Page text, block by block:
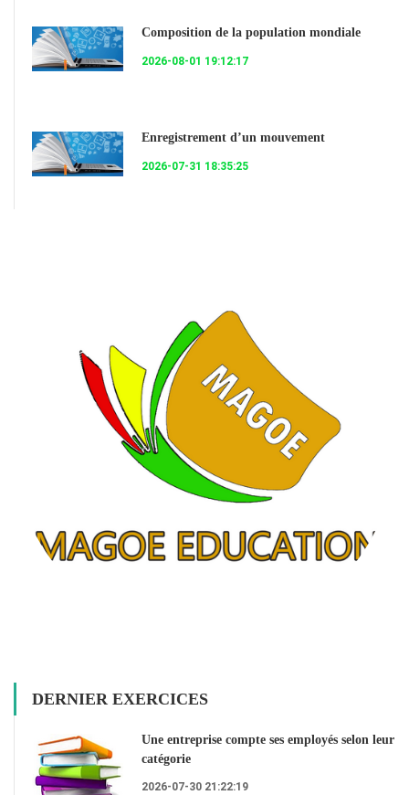
Composition de la population mondiale
2026-08-01 19:12:17
Enregistrement d’un mouvement
2026-07-31 18:35:25
DERNIER EXERCICES
Une entreprise compte ses employés selon leur
catégorie
2026-07-30 21:22:19